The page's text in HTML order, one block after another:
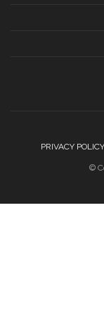
PRIVACY POLICY
©